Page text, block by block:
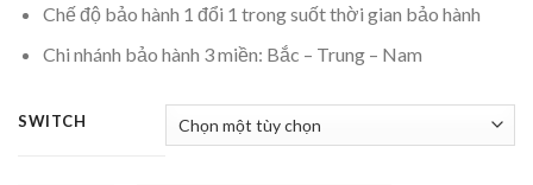
Chế độ bảo hành 1 đổi 1 trong suốt thời gian bảo hành
Chi nhánh bảo hành 3 miền: Bắc – Trung – Nam
SWITCH